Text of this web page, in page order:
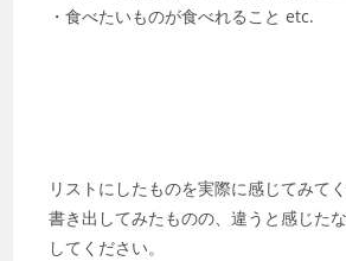
・食べたいものが食べれること etc.
リストにしたものを実際に感じてみてく
書き出してみたものの、違うと感じた
してください。